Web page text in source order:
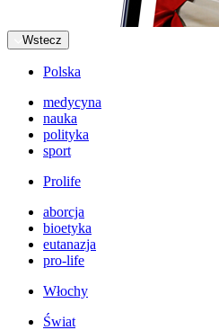
Wstecz
Polska
medycyna
nauka
polityka
sport
Prolife
aborcja
bioetyka
eutanazja
pro-life
Włochy
Świat